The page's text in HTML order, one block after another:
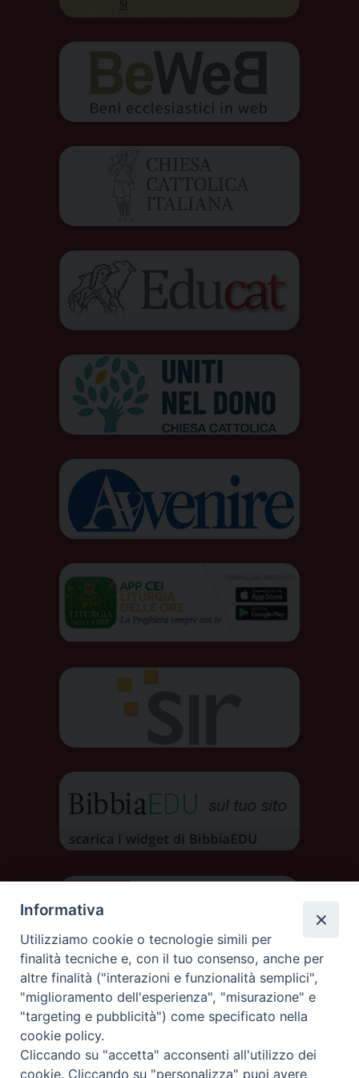
DIOCESI DI AOSTA
Informativa
Utilizziamo cookie o tecnologie simili per
finalità tecniche e, con il tuo consenso, anche per
altre finalità ("interazioni e funzionalità semplici",
"miglioramento dell'esperienza", "misurazione" e
"targeting e pubblicità") come specificato nella
cookie policy.
Cliccando su "accetta" acconsenti all'utilizzo dei
cookie. Cliccando su "personalizza" puoi avere